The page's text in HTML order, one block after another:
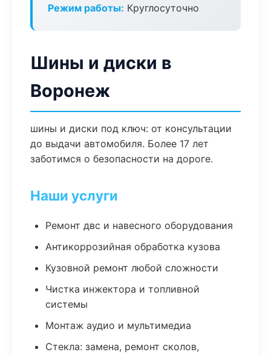
Режим работы: Круглосуточно
Шины и диски в
Воронеж
шины и диски под ключ: от консультации
до выдачи автомобиля. Более 17 лет
заботимся о безопасности на дороге.
Наши услуги
Ремонт двс и навесного оборудования
Антикоррозийная обработка кузова
Кузовной ремонт любой сложности
Чистка инжектора и топливной
системы
Монтаж аудио и мультимедиа
Стекла: замена, ремонт сколов,